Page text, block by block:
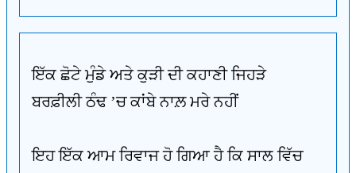
ਇੱਕ ਛੋਟੇ ਮੁੰਡੇ ਅਤੇ ਕੁੜੀ ਦੀ ਕਹਾਣੀ ਜਿਹੜੇ
ਬਰਫ਼ੀਲੀ ਠੰਢ ’ਚ ਕਾਂਬੇ ਨਾਲ਼ ਮਰੇ ਨਹੀਂ
ਇਹ ਇੱਕ ਆਮ ਰਿਵਾਜ ਹੋ ਗਿਆ ਹੈ ਕਿ ਸਾਲ ਵਿੱਚ